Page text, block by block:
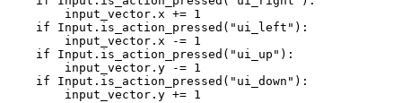
        input_vector.x += 1
    if Input.is_action_pressed("ui_left"):
        input_vector.x -= 1
    if Input.is_action_pressed("ui_up"):
        input_vector.y -= 1
    if Input.is_action_pressed("ui_down"):
        input_vector.y += 1